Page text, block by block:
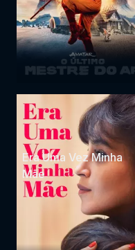
Era Uma Vez Minha
Mãe